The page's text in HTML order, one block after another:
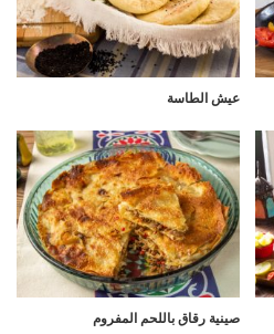
عيش الطاسة
صينية رقاق باللحم المفروم